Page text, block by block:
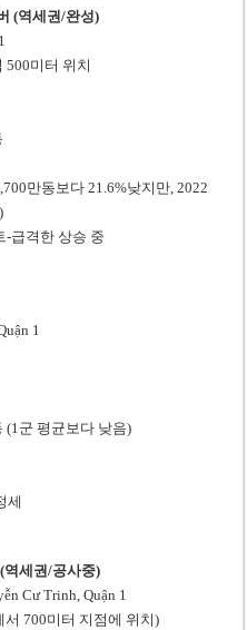
(역세권/완성)
500미터 위치
만동보다 21.6%낮지만, 2022
-급격한 상승 중
1
(1군 평균보다 낮음)
세
역세권/공사중)
Cư Trinh, Quận 1
서 700미터 지점에 위치)